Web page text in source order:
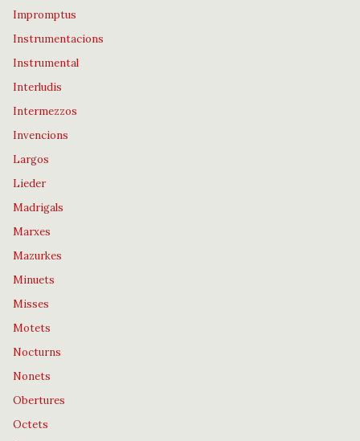
Impromptus
Instrumentacions
Instrumental
Interludis
Intermezzos
Invencions
Largos
Lieder
Madrigals
Marxes
Mazurkes
Minuets
Misses
Motets
Nocturns
Nonets
Obertures
Octets